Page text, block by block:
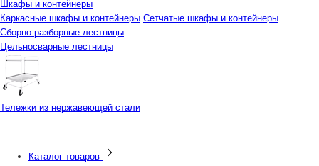
Шкафы и контейнеры
Каркасные шкафы и контейнеры Сетчатые шкафы и контейнеры
Сборно-разборные лестницы
Цельносварные лестницы
Тележки из нержавеющей стали
Каталог товаров